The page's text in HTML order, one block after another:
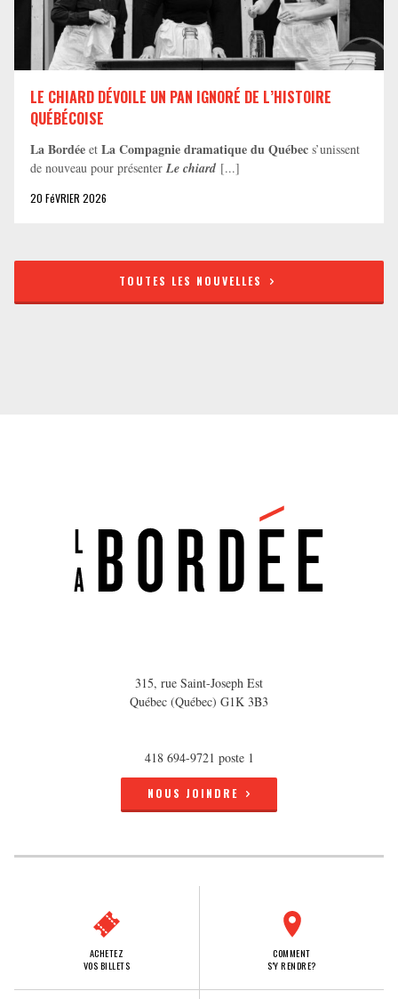
LE CHIARD DÉVOILE UN PAN IGNORÉ DE L’HISTOIRE
QUÉBÉCOISE
La Bordée et La Compagnie dramatique du Québec s’unissent
de nouveau pour présenter Le chiard [...]
20 FéVRIER 2026
TOUTES LES NOUVELLES
315, rue Saint-Joseph Est
Québec (Québec) G1K 3B3
418 694-9721 poste 1
NOUS JOINDRE
ACHETEZ
VOS BILLETS
COMMENT
S'Y RENDRE?